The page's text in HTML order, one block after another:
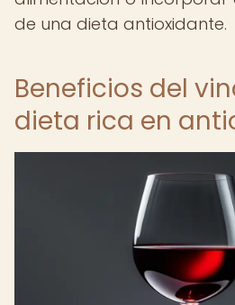
de una dieta antioxidante.
Beneficios del
dieta rica en